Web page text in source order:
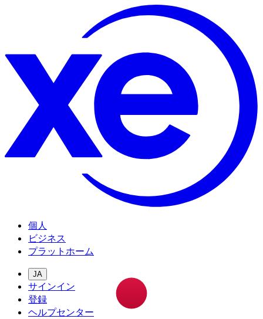
個人
ビジネス
プラットホーム
JA
サインイン
登録
ヘルプセンター